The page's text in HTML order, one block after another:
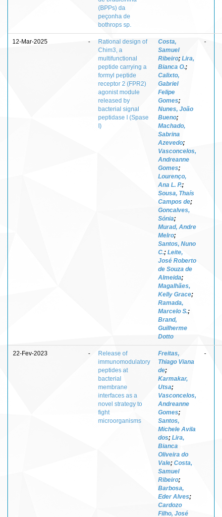
(BPPs) da
peçonha de
bothrops sp.
12-Mar-2025 -
Rational design of
Chim3, a
multifunctional
peptide carrying a
formyl peptide
receptor 2 (FPR2)
agonist module
released by
bacterial signal
peptidase I (Spase
I)
Costa,
Samuel
Ribeiro; Lira,
Bianca O.;
Calixto,
Gabriel
Felipe
Gomes;
Nunes, João
Bueno;
Machado,
Sabrina
Azevedo;
Vasconcelos,
Andreanne
Gomes;
Lourenço,
Ana L. P.;
Sousa, Thaís
Campos de;
Goncalves,
Sónia;
Murad, Andre
Melro;
Santos, Nuno
C.; Leite,
José Roberto
de Souza de
Almeida;
Magalhães,
Kelly Grace;
Ramada,
Marcelo S.;
Brand,
Guilherme
Dotto
-
22-Fev-2023 -
Release of
immunomodulatory
peptides at
bacterial
membrane
interfaces as a
novel strategy to
fight
microorganisms
Freitas,
Thiago Viana
de;
Karmakar,
Utsa;
Vasconcelos,
Andreanne
Gomes;
Santos,
Michele Avila
dos; Lira,
Bianca
Oliveira do
Vale; Costa,
Samuel
Ribeiro;
Barbosa,
Eder Alves;
Cardozo
Filho, José
-